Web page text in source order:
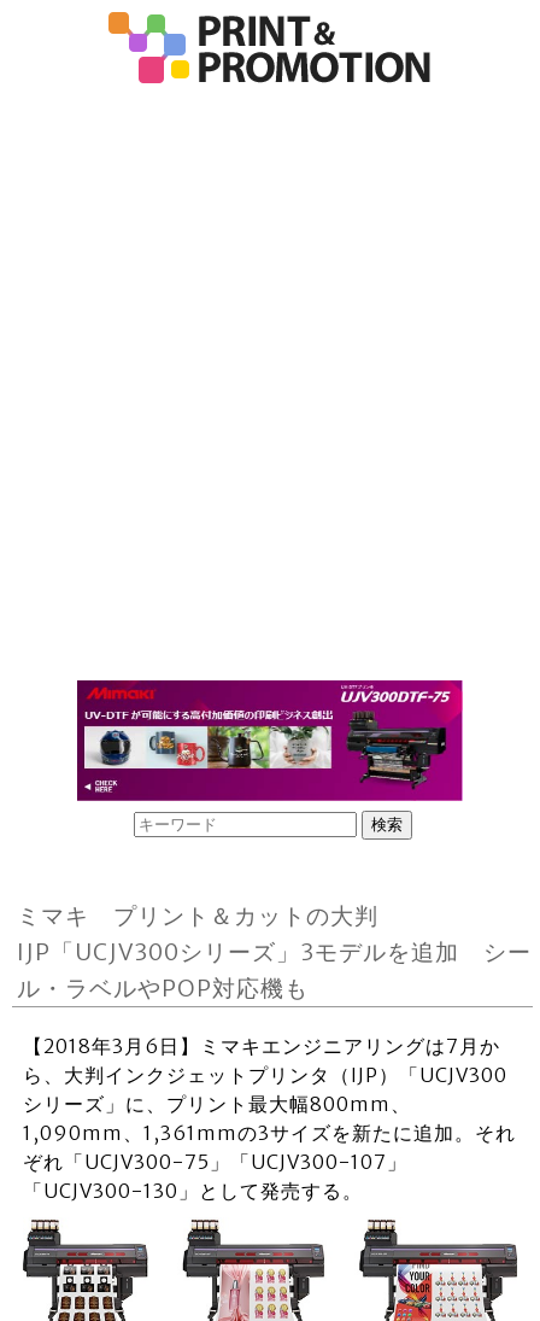
ミマキ プリント＆カットの大判
IJP「UCJV300シリーズ」3モデルを追加 シー
ル・ラベルやPOP対応機も
【2018年3月6日】ミマキエンジニアリングは7月か
ら、大判インクジェットプリンタ（IJP）「UCJV300
シリーズ」に、プリント最大幅800mm、
1,090mm、1,361mmの3サイズを新たに追加。それ
ぞれ「UCJV300-75」「UCJV300-107」
「UCJV300-130」として発売する。